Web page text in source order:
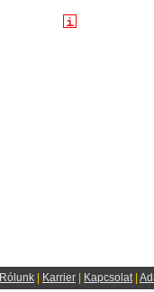
Rólunk Karrier Kapcsolat|